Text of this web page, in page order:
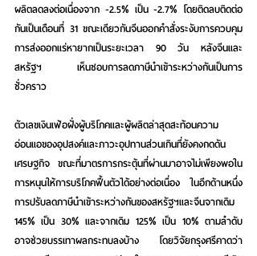
ผลิตลดลงต่อเนื่องจาก -2.5% เป็น -2.7% โดยติดลบติดต่อ
กันเป็นเดือนที่ 31 ขณะเดียวกันจีนออกคำสั่งระงับการควบคุม
การส่งออกแร่หายากเป็นระยะเวลา 90 วัน หลังจีนและ
สหรัฐฯ เห็นชอบการลดภาษีนำเข้าระหว่างกันเป็นการ
ชั่วคราว
ตัวเลขเงินเฟ้อฝั่งผู้บริโภคและผู้ผลิตล่าสุดสะท้อนความ
อ่อนแอของอุปสงค์และภาวะอุปทานส่วนเกินที่ยังคงกดดัน
เศรษฐกิจ ขณะที่มาตรการกระตุ้นที่ผ่านมาอาจไม่เพียงพอใน
การหนุนให้การบริโภคฟื้นตัวได้อย่างต่อเนื่อง ในอีกด้านหนึ่ง
การปรับลดภาษีนำเข้าระหว่างกันของสหรัฐฯและจีนจากเดิม
145% เป็น 30% และจากเดิม 125% เป็น 10% ตามลำดับ
อาจช่วยบรรเทาผลกระทบลงบ้าง โดยวิจัยกรุงศรีคาดว่า